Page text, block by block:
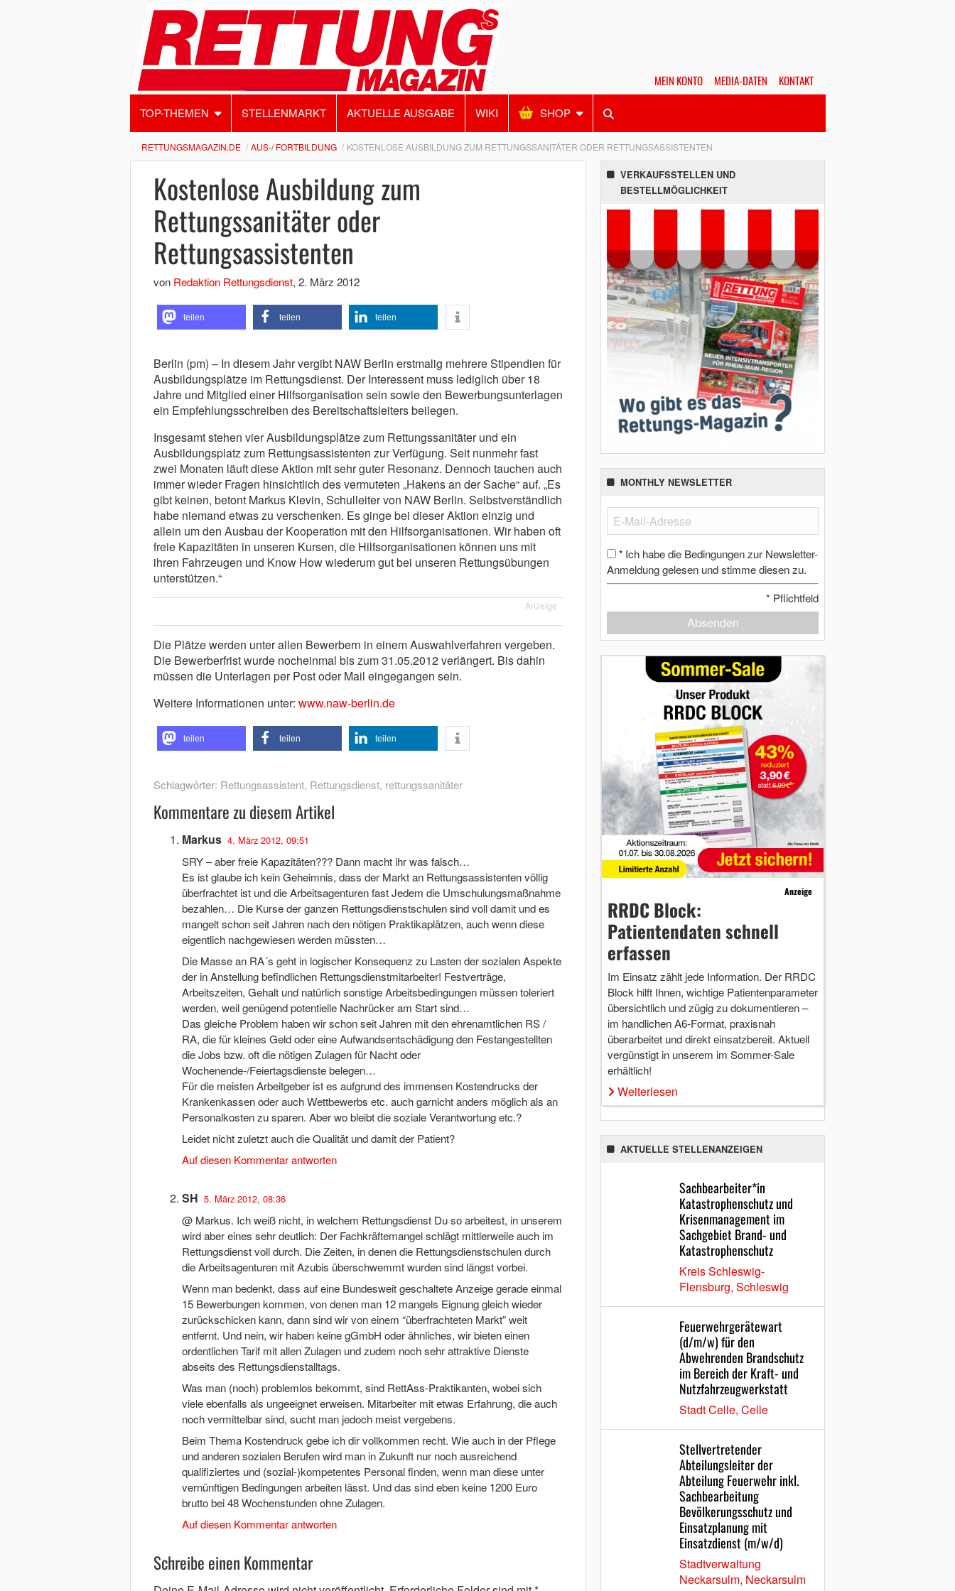
MEIN KONTO MEDIA-DATEN KONTAKT
TOP-THEMEN STELLENMARKT AKTUELLE AUSGABE WIKI SHOP
RETTUNGSMAGAZIN.DE AUS-/ FORTBILDUNG KOSTENLOSE AUSBILDUNG ZUM RETTUNGSSANITÄTER ODER RETTUNGSASSISTENTEN
Kostenlose Ausbildung zum
Rettungssanitäter oder
Rettungsassistenten
von Redaktion Rettungsdienst, 2. März 2012
teilen teilen teilen
Berlin (pm) – In diesem Jahr vergibt NAW Berlin erstmalig mehrere Stipendien für
Ausbildungsplätze im Rettungsdienst. Der Interessent muss lediglich über 18
Jahre und Mitglied einer Hilfsorganisation sein sowie den Bewerbungsunterlagen
ein Empfehlungsschreiben des Bereitschaftsleiters beilegen.
Insgesamt stehen vier Ausbildungsplätze zum Rettungssanitäter und ein
Ausbildungsplatz zum Rettungsassistenten zur Verfügung. Seit nunmehr fast
zwei Monaten läuft diese Aktion mit sehr guter Resonanz. Dennoch tauchen auch
immer wieder Fragen hinsichtlich des vermuteten „Hakens an der Sache“ auf. „Es
gibt keinen, betont Markus Klevin, Schulleiter von NAW Berlin. Selbstverständlich
habe niemand etwas zu verschenken. Es ginge bei dieser Aktion einzig und
allein um den Ausbau der Kooperation mit den Hilfsorganisationen. Wir haben oft
freie Kapazitäten in unseren Kursen, die Hilfsorganisationen können uns mit
ihren Fahrzeugen und Know How wiederum gut bei unseren Rettungsübungen
unterstützen.“
Anzeige
Die Plätze werden unter allen Bewerbern in einem Auswahlverfahren vergeben.
Die Bewerberfrist wurde nocheinmal bis zum 31.05.2012 verlängert. Bis dahin
müssen die Unterlagen per Post oder Mail eingegangen sein.
Weitere Informationen unter: www.naw-berlin.de
teilen teilen teilen
Schlagwörter: Rettungsassistent, Rettungsdienst, rettungssanitäter
Kommentare zu diesem Artikel
Markus 4. März 2012, 09:51
SRY – aber freie Kapazitäten??? Dann macht ihr was falsch…
Es ist glaube ich kein Geheimnis, dass der Markt an Rettungsassistenten völlig
überfrachtet ist und die Arbeitsagenturen fast Jedem die Umschulungsmaßnahme
bezahlen… Die Kurse der ganzen Rettungsdienstschulen sind voll damit und es
mangelt schon seit Jahren nach den nötigen Praktikaplätzen, auch wenn diese
eigentlich nachgewiesen werden müssten…
Die Masse an RA´s geht in logischer Konsequenz zu Lasten der sozialen Aspekte
der in Anstellung befindlichen Rettungsdienstmitarbeiter! Festverträge,
Arbeitszeiten, Gehalt und natürlich sonstige Arbeitsbedingungen müssen toleriert
werden, weil genügend potentielle Nachrücker am Start sind…
Das gleiche Problem haben wir schon seit Jahren mit den ehrenamtlichen RS /
RA, die für kleines Geld oder eine Aufwandsentschädigung den Festangestellten
die Jobs bzw. oft die nötigen Zulagen für Nacht oder
Wochenende-/Feiertagsdienste belegen…
Für die meisten Arbeitgeber ist es aufgrund des immensen Kostendrucks der
Krankenkassen oder auch Wettbewerbs etc. auch garnicht anders möglich als an
Personalkosten zu sparen. Aber wo bleibt die soziale Verantwortung etc.?
Leidet nicht zuletzt auch die Qualität und damit der Patient?
Auf diesen Kommentar antworten
SH 5. März 2012, 08:36
@ Markus. Ich weiß nicht, in welchem Rettungsdienst Du so arbeitest, in unserem
wird aber eines sehr deutlich: Der Fachkräftemangel schlägt mittlerweile auch im
Rettungsdienst voll durch. Die Zeiten, in denen die Rettungsdienstschulen durch
die Arbeitsagenturen mit Azubis überschwemmt wurden sind längst vorbei.
Wenn man bedenkt, dass auf eine Bundesweit geschaltete Anzeige gerade einmal
15 Bewerbungen kommen, von denen man 12 mangels Eignung gleich wieder
zurückschicken kann, dann sind wir von einem “überfrachteten Markt” weit
entfernt. Und nein, wir haben keine gGmbH oder ähnliches, wir bieten einen
ordentlichen Tarif mit allen Zulagen und zudem noch sehr attraktive Dienste
abseits des Rettungsdienstalltags.
Was man (noch) problemlos bekommt, sind RettAss-Praktikanten, wobei sich
viele ebenfalls als ungeeignet erweisen. Mitarbeiter mit etwas Erfahrung, die auch
noch vermittelbar sind, sucht man jedoch meist vergebens.
Beim Thema Kostendruck gebe ich dir vollkommen recht. Wie auch in der Pflege
und anderen sozialen Berufen wird man in Zukunft nur noch ausreichend
qualifiziertes und (sozial-)kompetentes Personal finden, wenn man diese unter
vernünftigen Bedingungen arbeiten lässt. Und das sind eben keine 1200 Euro
brutto bei 48 Wochenstunden ohne Zulagen.
Auf diesen Kommentar antworten
Schreibe einen Kommentar
VERKAUFSSTELLEN UND
BESTELLMÖGLICHKEIT
MONTHLY NEWSLETTER
* Ich habe die Bedingungen zur Newsletter-
Anmeldung gelesen und stimme diesen zu.
* Pflichtfeld
Absenden
Anzeige
RRDC Block:
Patientendaten schnell
erfassen
Im Einsatz zählt jede Information. Der RRDC
Block hilft Ihnen, wichtige Patientenparameter
übersichtlich und zügig zu dokumentieren –
im handlichen A6-Format, praxisnah
überarbeitet und direkt einsatzbereit. Aktuell
vergünstigt in unserem im Sommer-Sale
erhältlich!
Weiterlesen
AKTUELLE STELLENANZEIGEN
Sachbearbeiter*in
Katastrophenschutz und
Krisenmanagement im
Sachgebiet Brand- und
Katastrophenschutz
Kreis Schleswig-
Flensburg, Schleswig
Feuerwehrgerätewart
(d/m/w) für den
Abwehrenden Brandschutz
im Bereich der Kraft- und
Nutzfahrzeugwerkstatt
Stadt Celle, Celle
Stellvertretender
Abteilungsleiter der
Abteilung Feuerwehr inkl.
Sachbearbeitung
Bevölkerungsschutz und
Einsatzplanung mit
Einsatzdienst (m/w/d)
Stadtverwaltung
Neckarsulm, Neckarsulm